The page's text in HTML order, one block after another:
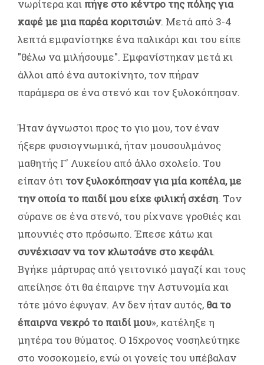
νωρίτερα και πήγε στο κέντρο της πόλης για
καφέ με μια παρέα κοριτσιών. Μετά από 3-4
λεπτά εμφανίστηκε ένα παλικάρι και του είπε
"θέλω να μιλήσουμε". Εμφανίστηκαν μετά κι
άλλοι από ένα αυτοκίνητο, τον πήραν
παράμερα σε ένα στενό και τον ξυλοκόπησαν.
Ήταν άγνωστοι προς το γιο μου, τον έναν
ήξερε φυσιογνωμικά, ήταν μουσουλμάνος
μαθητής Γ' Λυκείου από άλλο σχολείο. Του
είπαν ότι τον ξυλοκόπησαν για μία κοπέλα, με
την οποία το παιδί μου είχε φιλική σχέση. Τον
σύρανε σε ένα στενό, του ρίχνανε γροθιές και
μπουνιές στο πρόσωπο. Έπεσε κάτω και
συνέχισαν να τον κλωτσάνε στο κεφάλι.
Βγήκε μάρτυρας από γειτονικό μαγαζί και τους
απείλησε ότι θα έπαιρνε την Αστυνομία και
τότε μόνο έφυγαν. Αν δεν ήταν αυτός, θα το
έπαιρνα νεκρό το παιδί μου», κατέληξε η
μητέρα του θύματος. Ο 15χρονος νοσηλεύτηκε
στο νοσοκομείο, ενώ οι γονείς του υπέβαλαν